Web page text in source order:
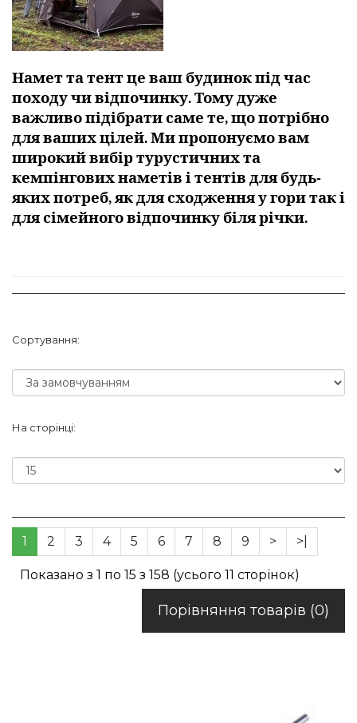
Намет та тент це ваш будинок під час
походу чи відпочинку. Тому дуже
важливо підібрати саме те, що потрібно
для ваших цілей. Ми пропонуємо вам
широкий вибір турустичних та
кемпінгових наметів і тентів для будь-
яких потреб, як для сходження у гори так і
для сімейного відпочинку біля річки.
Сортування:
На сторінці:
1 2 3 4 5 6 7 8 9 > >|
Показано з 1 по 15 з 158 (усього 11 сторінок)
Порівняння товарів (0)